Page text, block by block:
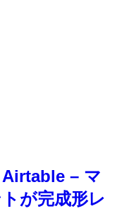
– マ
が完成形レ